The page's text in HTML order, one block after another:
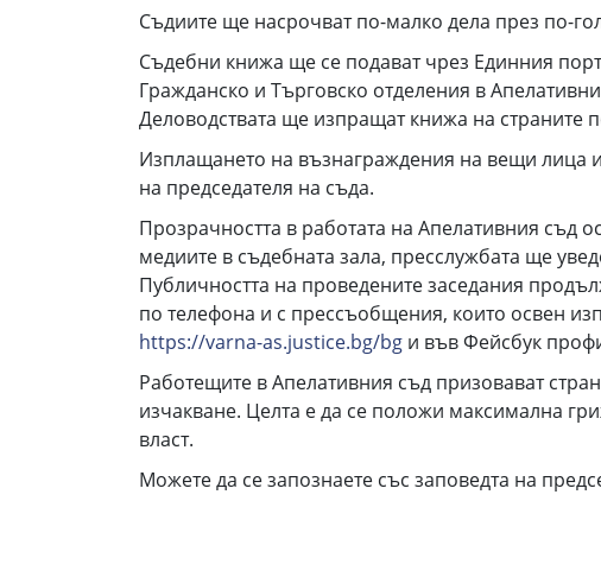
Съдиите ще насрочват по-малко дела през по-
Съдебни книжа ще се подават чрез Единния
Гражданско и Търговско отделения в
Деловодствата ще изпращат книжа на страните
Изплащането на възнаграждения на вещи лица
на председателя на съда.
Прозрачността в работата на Апелативния съд
медиите в съдебната зала, пресслужбата ще
Публичността на проведените заседания
по телефона и с прессъобщения, които освен
https://varna-as.justice.bg/bg и във Фейсбук
Работещите в Апелативния съд призовават
изчакване. Целта е да се положи максимална
власт.
Можете да се запознаете със заповедта на